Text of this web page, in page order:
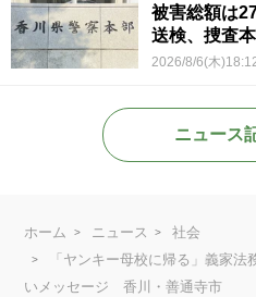
被害総額は
送検、捜査
2026/8/6(木
ニュース
ホーム ニュース
社会
「ヤンキー母校に帰る」義家
いメッセージ 香川・善通寺市